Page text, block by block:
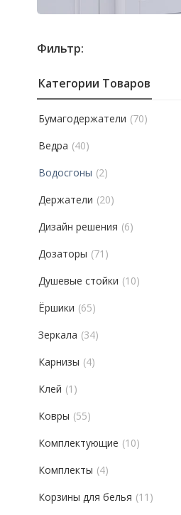
Фильтр:
Категории Товаров
Бумагодержатели (70)
Ведра (40)
Водосгоны (2)
Держатели (20)
Дизайн решения (6)
Дозаторы (71)
Душевые стойки (10)
Ёршики (65)
Зеркала (34)
Карнизы (4)
Клей (1)
Ковры (55)
Комплектующие (10)
Комплекты (4)
Корзины для белья (11)